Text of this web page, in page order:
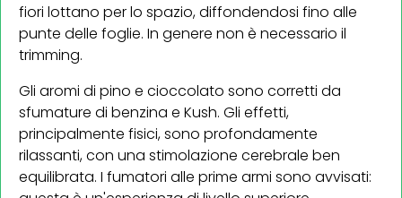
fiori lottano per lo spazio, diffondendosi fino alle
punte delle foglie. In genere non è necessario il
trimming.
Gli aromi di pino e cioccolato sono corretti da
sfumature di benzina e Kush. Gli effetti,
principalmente fisici, sono profondamente
rilassanti, con una stimolazione cerebrale ben
equilibrata. I fumatori alle prime armi sono avvisati: